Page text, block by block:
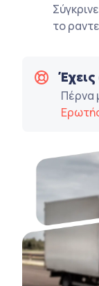
το
Πέρνα